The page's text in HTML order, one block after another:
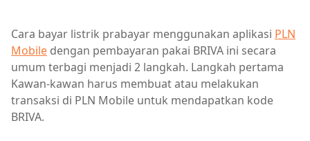
Cara bayar listrik prabayar menggunakan aplikasi PLN
Mobile dengan pembayaran pakai BRIVA ini secara
umum terbagi menjadi 2 langkah. Langkah pertama
Kawan-kawan harus membuat atau melakukan
transaksi di PLN Mobile untuk mendapatkan kode
BRIVA.